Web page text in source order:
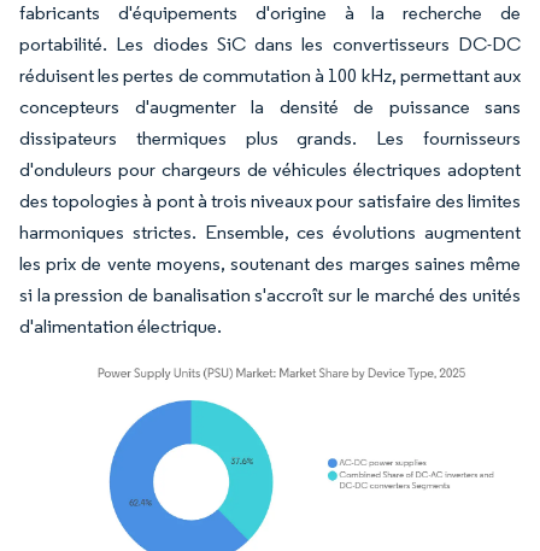
fabricants d'équipements d'origine à la recherche de
portabilité. Les diodes SiC dans les convertisseurs DC-DC
réduisent les pertes de commutation à 100 kHz, permettant aux
concepteurs d'augmenter la densité de puissance sans
dissipateurs thermiques plus grands. Les fournisseurs
d'onduleurs pour chargeurs de véhicules électriques adoptent
des topologies à pont à trois niveaux pour satisfaire des limites
harmoniques strictes. Ensemble, ces évolutions augmentent
les prix de vente moyens, soutenant des marges saines même
si la pression de banalisation s'accroît sur le marché des unités
d'alimentation électrique.